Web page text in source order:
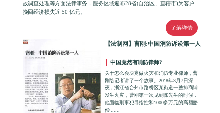
故调查处理等方面法律事务，服务区域遍布28省(自治区、直辖市)为客户
挽回经济损失近 50 亿元。
了解详情
【法制网】曹刚:中国消防诉讼第一人
中国竟然有消防律师?
关于怎么会决定做火灾和消防专业律师，曹
刚给记者讲了一个故事。2018年3月7日深
夜，浙江省台州市路桥区某街道一整排商铺
发生火灾，曹刚第一次见到陈先生的时候，
他面临刑事犯罪指控和1000多万元的高额赔
偿.......